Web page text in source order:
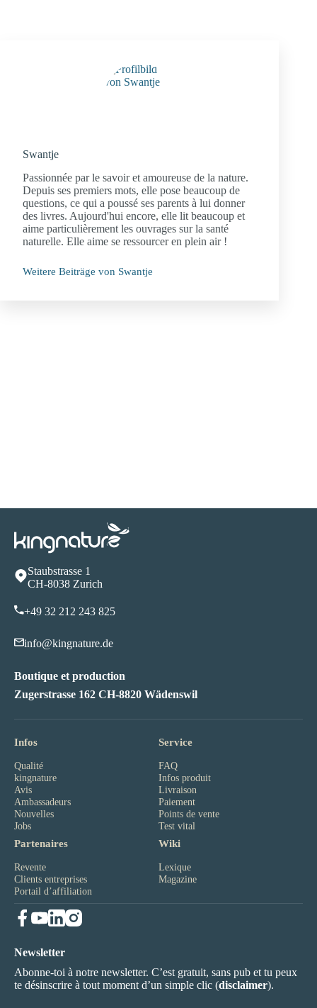
Swantje
Passionnée par le savoir et amoureuse de la nature.
Depuis ses premiers mots, elle pose beaucoup de
questions, ce qui a poussé ses parents à lui donner
des livres. Aujourd'hui encore, elle lit beaucoup et
aime particulièrement les ouvrages sur la santé
naturelle. Elle aime se ressourcer en plein air !
Weitere Beiträge von Swantje
Staubstrasse 1
CH-8038 Zurich
+49 32 212 243 825
info@kingnature.de
Boutique et production
Zugerstrasse 162 CH-8820 Wädenswil
Infos
Qualité
kingnature
Avis
Ambassadeurs
Nouvelles
Jobs
Service
FAQ
Infos produit
Livraison
Paiement
Points de vente
Test vital
Partenaires
Revente
Clients entreprises
Portail d’affiliation
Wiki
Lexique
Magazine
Newsletter
Abonne-toi à notre newsletter. C’est gratuit, sans pub et tu peux
te désinscrire à tout moment d’un simple clic (disclaimer).